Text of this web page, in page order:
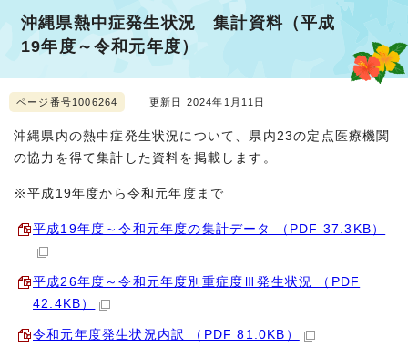
沖縄県熱中症発生状況 集計資料（平成
19年度～令和元年度）
ページ番号1006264 更新日 2024年1月11日
沖縄県内の熱中症発生状況について、県内23の定点医療機関
の協力を得て集計した資料を掲載します。
※平成19年度から令和元年度まで
平成19年度～令和元年度の集計データ （PDF 37.3KB）
平成26年度～令和元年度別重症度Ⅲ発生状況 （PDF
42.4KB）
令和元年度発生状況内訳 （PDF 81.0KB）